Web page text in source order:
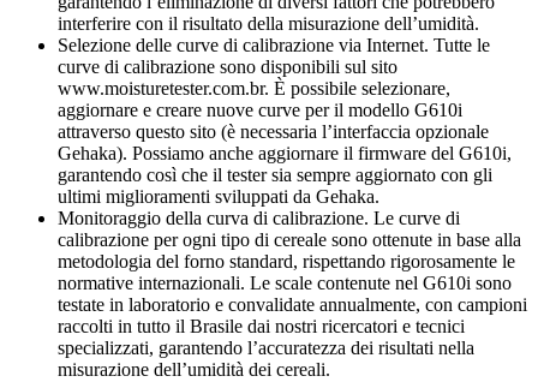
interferire con il risultato della misurazione dell’umidità.
Selezione delle curve di calibrazione via Internet. Tutte le
curve di calibrazione sono disponibili sul sito
www.moisturetester.com.br. È possibile selezionare,
aggiornare e creare nuove curve per il modello G610i
attraverso questo sito (è necessaria l’interfaccia opzionale
Gehaka). Possiamo anche aggiornare il firmware del G610i,
garantendo così che il tester sia sempre aggiornato con gli
ultimi miglioramenti sviluppati da Gehaka.
Monitoraggio della curva di calibrazione. Le curve di
calibrazione per ogni tipo di cereale sono ottenute in base alla
metodologia del forno standard, rispettando rigorosamente le
normative internazionali. Le scale contenute nel G610i sono
testate in laboratorio e convalidate annualmente, con campioni
raccolti in tutto il Brasile dai nostri ricercatori e tecnici
specializzati, garantendo l’accuratezza dei risultati nella
misurazione dell’umidità dei cereali.